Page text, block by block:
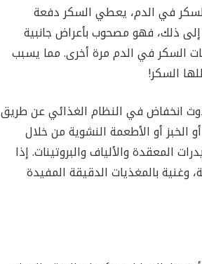
في الدم، يعطي السكر دفعة
إلى ذلك، فهو مصحوب بأعراض جانبية
السكر في الدم مرة أخرى. مما يسبب
السكر!
انخفاض في النظام الغذائي عن طريق
الخبز أو الأطعمة النشوية من خلال
المعقدة والألياف والبروتينات. إذا
بالمغذيات الدقيقة المفيدة